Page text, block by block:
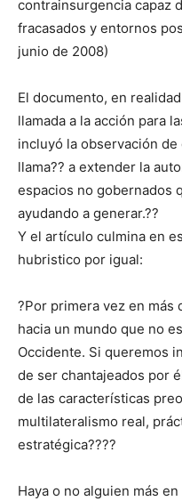
contrainsurgencia capaz
fracasados y entornos
junio de 2008)
El documento, en
llamada a la acción para
incluyó la observación
llama?? a extender la
espacios no gobernados
ayudando a generar.??
Y el artículo culmina en
hubristico por igual:
?Por primera vez en más
hacia un mundo que no
Occidente. Si queremos
de ser chantajeados por
de las características
multilateralismo real,
estratégica????
Haya o no alguien más